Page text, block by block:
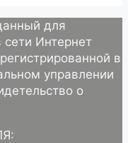
для
Интернет
в
управлении
о